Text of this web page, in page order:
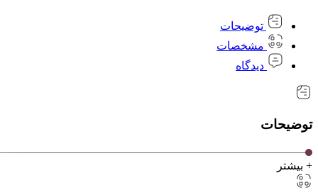
توضیحات
مشخصات
دیدگاه
توضیحات
+ بیشتر